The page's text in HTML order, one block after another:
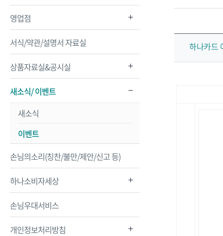
영업점
서식/약관/설명서 자료실
상품자료실&공시실
새소식/ 이벤트
새소식
이벤트
손님의소리(칭찬/불만/제안/신고 등)
하나소비자세상
손님우대서비스
개인정보처리방침
하나카드